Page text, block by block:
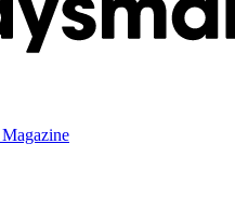
Magazine